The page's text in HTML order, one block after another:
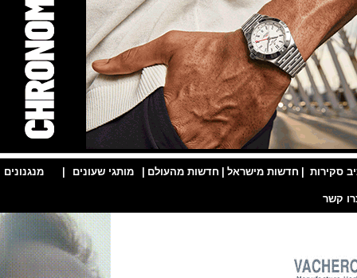
| חדשות מישראל | חדשות מהעולם | מותגי שעונים | מנגנונים |